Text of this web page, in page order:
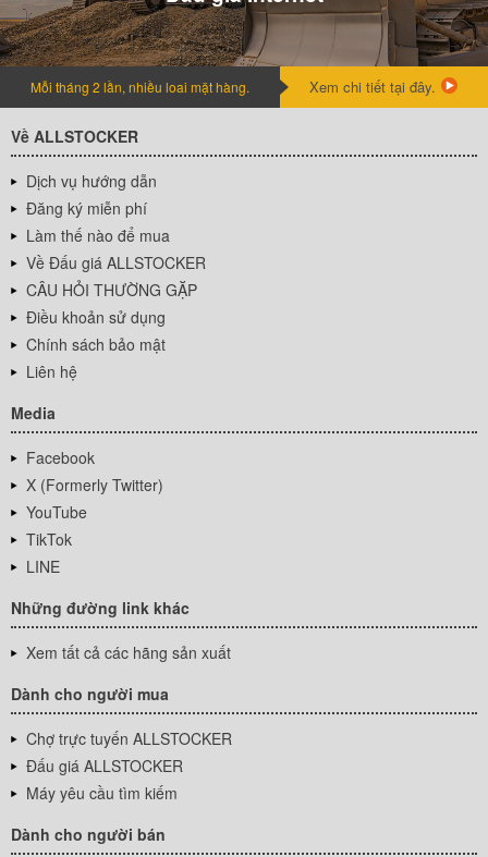
Mỗi tháng 2 lần, nhiều loai mặt hàng. Xem chi tiết tại đây.
Về ALLSTOCKER
Dịch vụ hướng dẫn
Đăng ký miễn phí
Làm thế nào để mua
Về Đấu giá ALLSTOCKER
CÂU HỎI THƯỜNG GẶP
Điều khoản sử dụng
Chính sách bảo mật
Liên hệ
Media
Facebook
X (Formerly Twitter)
YouTube
TikTok
LINE
Những đường link khác
Xem tất cả các hãng sản xuất
Dành cho người mua
Chợ trực tuyến ALLSTOCKER
Đấu giá ALLSTOCKER
Máy yêu cầu tìm kiếm
Dành cho người bán